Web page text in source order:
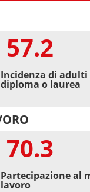
57.2
Incidenza di adulti
diploma o laurea
70.3
Partecipazione al
lavoro